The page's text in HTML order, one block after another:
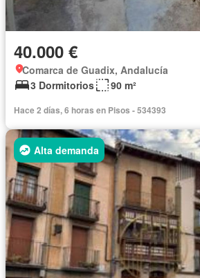
40.000 €
Comarca de Guadix, Andalucía
3 Dormitorios
90 m²
Hace 2 días, 6 horas en Pisos - 534393
Alta demanda